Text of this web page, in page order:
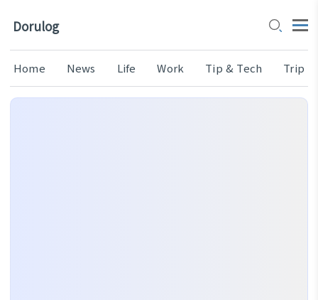
Dorulog
Home News Life Work Tip & Tech Trip